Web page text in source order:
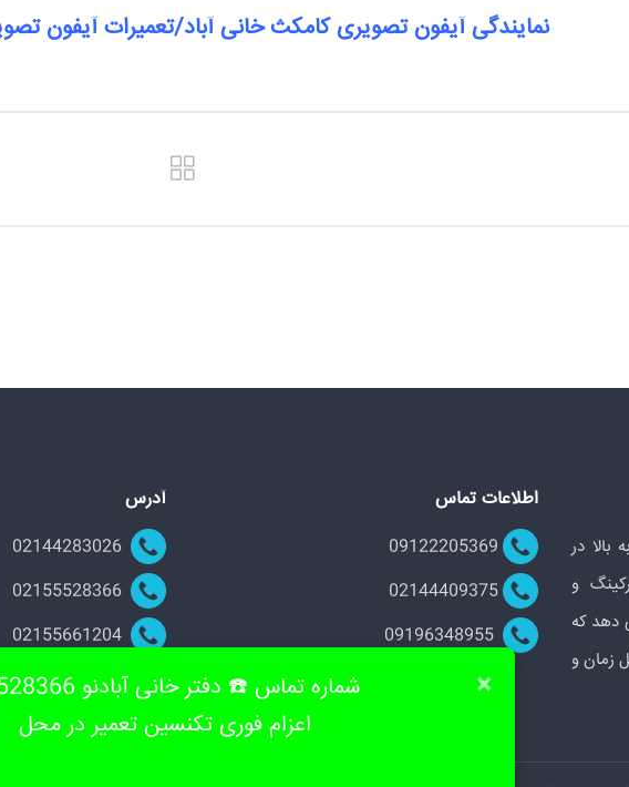
نمایندگی آیفون تصویری کامکث خانی آباد/تعمیرات آیفون
بالا در
و
دهد که
زمان و
اطلاعات تماس آدرس
×
شماره تماس ☎️ دفتر خانی آبادنو 55528366
اعزام فوری تکنسین تعمیر در محل